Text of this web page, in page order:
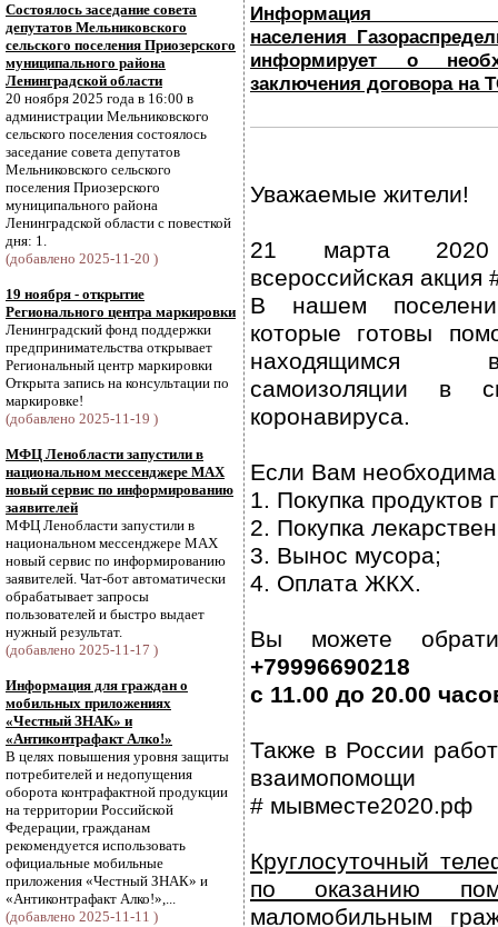
Состоялось заседание совета
депутатов Мельниковского
сельского поселения Приозерского
муниципального района
Ленинградской области
20 ноября 2025 года в 16:00 в
администрации Мельниковского
сельского поселения состоялось
заседание совета депутатов
Мельниковского сельского
поселения Приозерского
муниципального района
Ленинградской области с повесткой
дня: 1.
(добавлено 2025-11-20 )
19 ноября - открытие
Регионального центра маркировки
Ленинградский фонд поддержки
предпринимательства открывает
Региональный центр маркировки
Открыта запись на консультации по
маркировке!
(добавлено 2025-11-19 )
МФЦ Ленобласти запустили в
национальном мессенджере МАХ
новый сервис по информированию
заявителей
МФЦ Ленобласти запустили в
национальном мессенджере МАХ
новый сервис по информированию
заявителей. Чат-бот автоматически
обрабатывает запросы
пользователей и быстро выдает
нужный результат.
(добавлено 2025-11-17 )
Информация для граждан о
мобильных приложениях
«Честный ЗНАК» и
«Антиконтрафакт Алко!»
В целях повышения уровня защиты
потребителей и недопущения
оборота контрафактной продукции
на территории Российской
Федерации, гражданам
рекомендуется использовать
официальные мобильные
приложения «Честный ЗНАК» и
«Антиконтрафакт Алко!»,...
(добавлено 2025-11-11 )
информирует о
заключения договора на
Уважаемые жители!
21 марта 2020
всероссийская
В нашем
которые готовы
находящимся
самоизоляции в
коронавируса.
Если Вам
1. Покупка продуктов
2. Покупка
3. Вынос мусора;
4. Оплата ЖКХ.
Вы можете
+79996690218
с 11.00 до 20.00
Также в России
взаимопомощи
# мывместе2020.рф
Круглосуточный
по оказанию
маломобильным